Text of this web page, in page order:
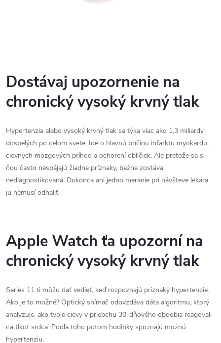
Dostávaj upozornenie na
chronický vysoký krvný tlak
Hypertenzia alebo vysoký krvný tlak sa týka viac ako 1,3 miliardy
dospelých po celom svete. Ide o hlavnú príčinu infarktu myokardu,
cievnych mozgových príhod a ochorení obličiek. Ale pretože sa s
ňou často nespájajú žiadne príznaky, bežne zostáva
nediagnostikovaná. Dokonca ani jedno meranie pri návšteve lekára
ju nemusí odhaliť.
Apple Watch ťa upozorní na
chronický vysoký krvný tlak
Series 11 ti môžu dať vedieť, keď rozpoznajú príznaky hypertenzie.
Ako je to možné? Optický snímač odovzdáva dáta algoritmu, ktorý
analyzuje, ako tvoje cievy v priebehu 30-dňového obdobia reagovali
na tlkot srdca. Podľa toho potom hodinky spoznajú možnú
hypertenziu.